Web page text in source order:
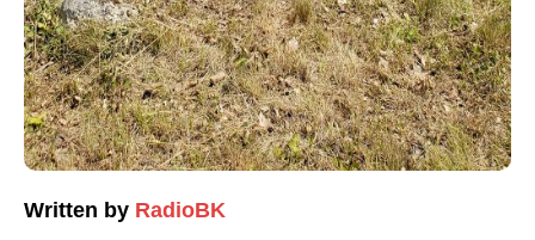
Written by RadioBK